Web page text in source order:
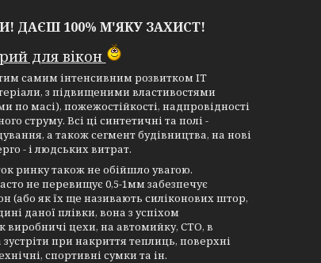
ДАЄШ 100% М'ЯКУ ЗАХИСТ!
для вікон
тим самим інтенсивним розвитком IT
з підвищеними властивостями
по масі), пожежостійкості, надпровідності
струму. Всі ці синтетичні та полі -
а також сегмент будівництва, на нові
- і людських витрат.
ринку також не обійшло увагою.
не перевищує 0,5-1мм забезпечує
(або як їх ще називають силіконових штор,
даної плівки, вона з успіхом
виробничі цехи, на автомийку, СТО, в
при накриття теплиць, поверхні
спортивні сумки та ін.